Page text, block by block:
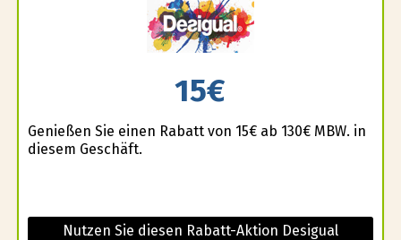
15€
Genießen Sie einen Rabatt von 15€ ab 130€ MBW. in
diesem Geschäft.
Nutzen Sie diesen Rabatt-Aktion Desigual